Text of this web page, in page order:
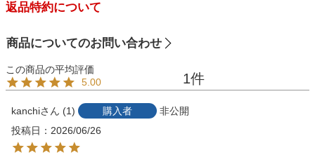
返品特約について
商品についてのお問い合わせ
5.00 1
kanchi 1 購入者
非公開
投稿日
2026/06/26